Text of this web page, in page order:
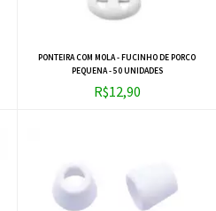
PONTEIRA COM MOLA - FUCINHO DE PORCO
PEQUENA - 50 UNIDADES
R$12,90